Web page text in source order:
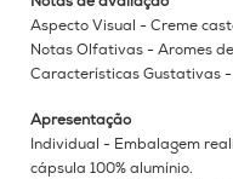
Aspecto Visual - Creme
Notas Olfativas - Aromes
Características Gustativas
Apresentação
Individual - Embalagem
cápsula 100% alumínio.